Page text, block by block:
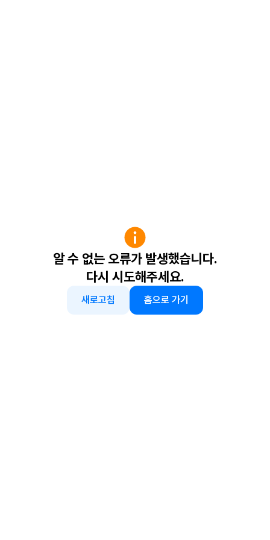
알 수 없는 오류가 발생했습니다.
다시 시도해주세요.
새로고침 홈으로 가기